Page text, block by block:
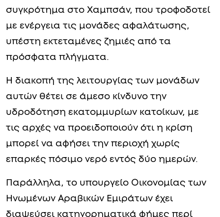
συγκρότημα στο Χαμπσάν, που τροφοδοτεί
με ενέργεια τις μονάδες αφαλάτωσης,
υπέστη εκτεταμένες ζημιές από τα
πρόσφατα πλήγματα.
Η διακοπή της λειτουργίας των μονάδων
αυτών θέτει σε άμεσο κίνδυνο την
υδροδότηση εκατομμυρίων κατοίκων, με
τις αρχές να προειδοποιούν ότι η κρίση
μπορεί να αφήσει την περιοχή χωρίς
επαρκές πόσιμο νερό εντός δύο ημερών.
Παράλληλα, το υπουργείο Οικονομίας των
Ηνωμένων Αραβικών Εμιράτων έχει
διαψεύσει κατηγορηματικά φήμες περί